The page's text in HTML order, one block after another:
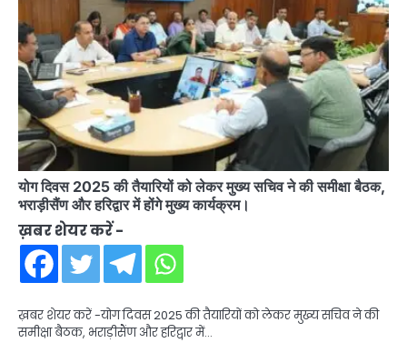
योग दिवस 2025 की तैयारियों को लेकर मुख्य सचिव ने की समीक्षा बैठक,
भराड़ीसैंण और हरिद्वार में होंगे मुख्य कार्यक्रम।
ख़बर शेयर करें -
ख़बर शेयर करें -योग दिवस 2025 की तैयारियों को लेकर मुख्य सचिव ने की
समीक्षा बैठक, भराड़ीसैंण और हरिद्वार में…